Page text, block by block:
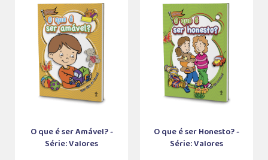
O que é ser Amável? -
Série: Valores
O que é ser Honesto? -
Série: Valores